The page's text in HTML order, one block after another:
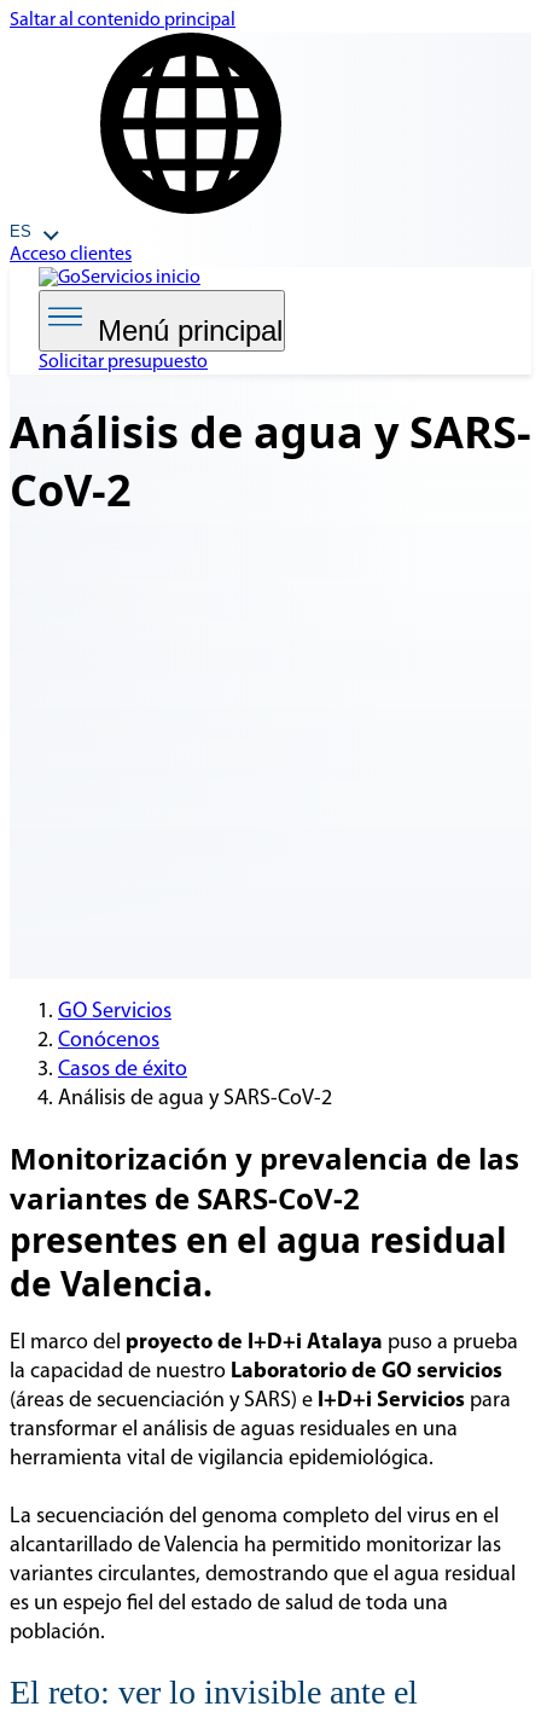
Saltar al contenido principal
ES
Acceso clientes
Menú principal
Solicitar presupuesto
Análisis de agua y SARS-
CoV-2
GO Servicios
Conócenos
Casos de éxito
Análisis de agua y SARS-CoV-2
Monitorización y prevalencia de las
variantes de SARS-CoV-2
presentes en el agua residual
de Valencia.
El marco del proyecto de I+D+i Atalaya puso a prueba
la capacidad de nuestro Laboratorio de GO servicios
(áreas de secuenciación y SARS) e I+D+i Servicios para
transformar el análisis de aguas residuales en una
herramienta vital de vigilancia epidemiológica.
La secuenciación del genoma completo del virus en el
alcantarillado de Valencia ha permitido monitorizar las
variantes circulantes, demostrando que el agua residual
es un espejo fiel del estado de salud de toda una
población.
El reto: ver lo invisible ante el